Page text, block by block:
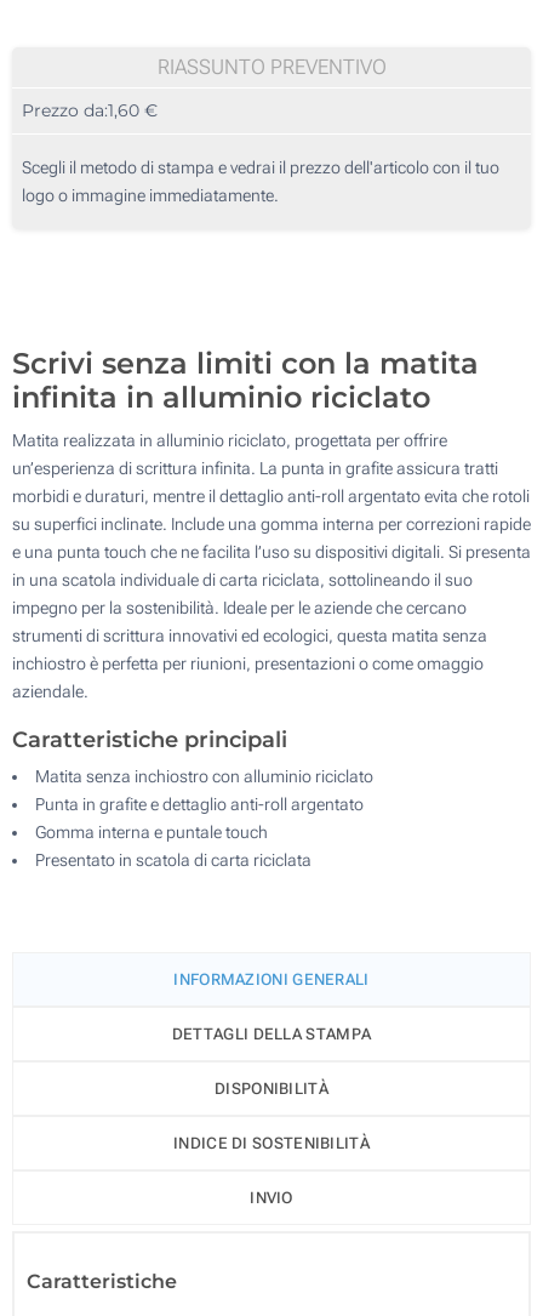
Stampa digitale full color (Sulla penna, accanto alla clip)
Transfer digitale full color (Sulla scatola)
50
125
250
RIASSUNTO PREVENTIVO
Prezzo da:1,60 €
Scegli il metodo di stampa e vedrai il prezzo dell'articolo con il tuo
logo o immagine immediatamente.
Scrivi senza limiti con la matita
infinita in alluminio riciclato
Matita realizzata in alluminio riciclato, progettata per offrire
un’esperienza di scrittura infinita. La punta in grafite assicura tratti
morbidi e duraturi, mentre il dettaglio anti-roll argentato evita che rotoli
su superfici inclinate. Include una gomma interna per correzioni rapide
e una punta touch che ne facilita l’uso su dispositivi digitali. Si presenta
in una scatola individuale di carta riciclata, sottolineando il suo
impegno per la sostenibilità. Ideale per le aziende che cercano
strumenti di scrittura innovativi ed ecologici, questa matita senza
inchiostro è perfetta per riunioni, presentazioni o come omaggio
aziendale.
Caratteristiche principali
Matita senza inchiostro con alluminio riciclato
Punta in grafite e dettaglio anti-roll argentato
Gomma interna e puntale touch
Presentato in scatola di carta riciclata
INFORMAZIONI GENERALI
DETTAGLI DELLA STAMPA
DISPONIBILITÀ
INDICE DI SOSTENIBILITÀ
INVIO
Caratteristiche